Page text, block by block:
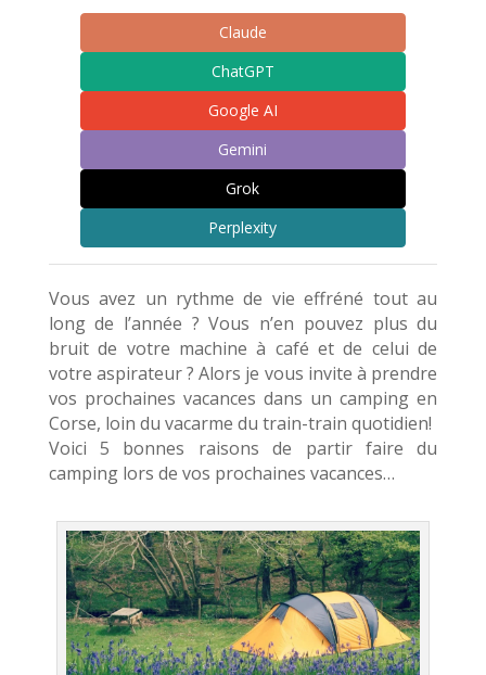
Claude
ChatGPT
Google AI
Gemini
Grok
Perplexity
Vous avez un rythme de vie effréné tout au
long de l’année ? Vous n’en pouvez plus du
bruit de votre machine à café et de celui de
votre aspirateur ? Alors je vous invite à prendre
vos prochaines vacances dans un camping en
Corse, loin du vacarme du train-train quotidien!
Voici 5 bonnes raisons de partir faire du
camping lors de vos prochaines vacances…